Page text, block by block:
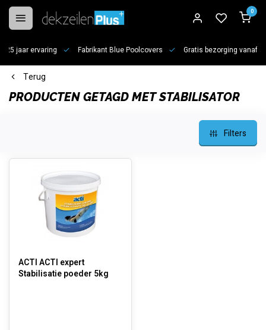
0
jaar ervaring Fabrikant Blue Poolcovers Gratis bezorging vanaf €100*
Terug
PRODUCTEN GETAGD MET STABILISATOR
Filters
ACTI ACTI expert
Stabilisatie poeder 5kg